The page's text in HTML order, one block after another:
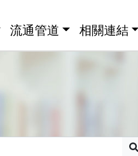
流通管道 相關連結